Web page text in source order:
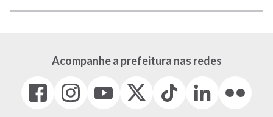
Acompanhe a prefeitura nas redes
Facebook
(link
Instagram
(link
(link
(Antigo
Tiktok
(link
LinkedIn
(link
(link